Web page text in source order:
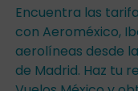
Encuentra las
con Aeroméxico,
aerolíneas desde
de Madrid. Haz tu